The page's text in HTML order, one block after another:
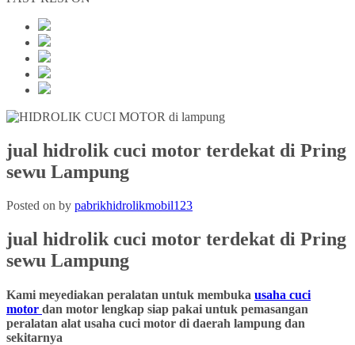
jual hidrolik cuci motor terdekat di Pring
sewu Lampung
Posted on by pabrikhidrolikmobil123
jual hidrolik cuci motor terdekat di Pring
sewu Lampung
Kami meyediakan peralatan untuk membuka usaha cuci
motor dan motor lengkap siap pakai untuk pemasangan
peralatan alat usaha cuci motor di daerah lampung dan
sekitarnya